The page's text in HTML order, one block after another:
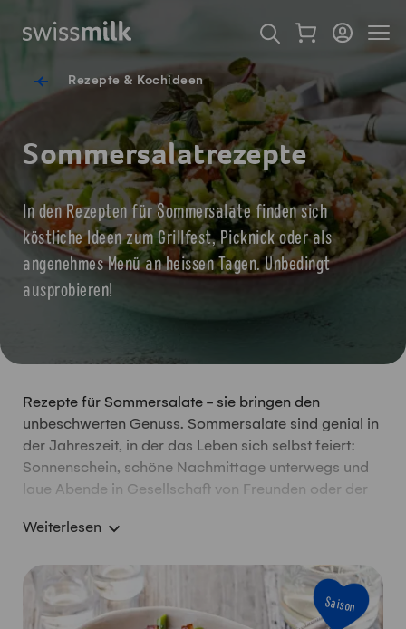
Navigieren auf Swissmilk.ch
Schnellzugriff-Links
Servicenavigation
Suche öffnen
Warenkorb als
Login
Rezepte & Kochideen
Sommersalatrezepte
In den Rezepten für Sommersalate finden sich
köstliche Ideen zum Grillfest, Picknick oder als
angenehmes Menü an heissen Tagen. Unbedingt
ausprobieren!
Rezepte für Sommersalate - sie bringen den
unbeschwerten Genuss. Sommersalate sind genial in
der Jahreszeit, in der das Leben sich selbst feiert:
Sonnenschein, schöne Nachmittage unterwegs und
laue Abende in Gesellschaft von Freunden oder der
Caprese oder Taboulé - es braucht nur knackige und
freche, unkomplizierte und leidenschaftliche
Rezeptideen ... wie der Sommer halt! Voilà. Diese
Salat-Rezepte machen Lust auf mehr.
Weiterlesen
Saison